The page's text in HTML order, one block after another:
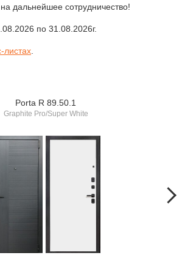
дальнейшее сотрудничество!
по 31.08.2026г.
листах
Porta R 89.50.1
Graphite Pro/Super White